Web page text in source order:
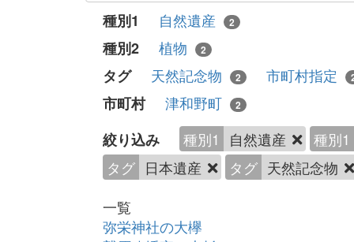
種別1 自然遺産 2
種別2 植物 2
タグ 天然記念物 2 市町村指定
市町村 津和野町 2
絞り込み 種別1 自然遺産
種別1
タグ 日本遺産 タグ 天然記念物
一覧
弥栄神社の大欅